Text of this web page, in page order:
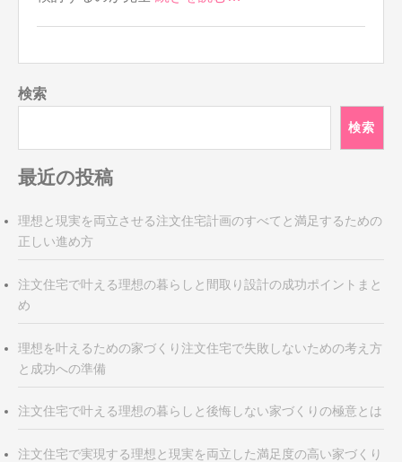
検索
検索
最近の投稿
理想と現実を両立させる注文住宅計画のすべてと満足するための
正しい進め方
注文住宅で叶える理想の暮らしと間取り設計の成功ポイントまと
め
理想を叶えるための家づくり注文住宅で失敗しないための考え方
と成功への準備
注文住宅で叶える理想の暮らしと後悔しない家づくりの極意とは
注文住宅で実現する理想と現実を両立した満足度の高い家づくり